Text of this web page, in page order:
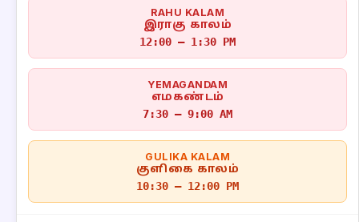
RAHU KALAM
இராகு காலம்
12:00 – 1:30 PM
YEMAGANDAM
எமகண்டம்
7:30 – 9:00 AM
GULIKA KALAM
குளிகை காலம்
10:30 – 12:00 PM